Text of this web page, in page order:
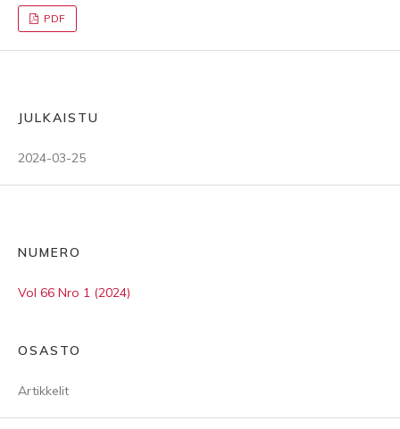
PDF
JULKAISTU
2024-03-25
NUMERO
Vol 66 Nro 1 (2024)
OSASTO
Artikkelit